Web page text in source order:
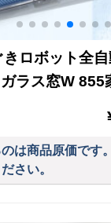
ロボット全
ラス窓W 855
は商品原価です
さい。